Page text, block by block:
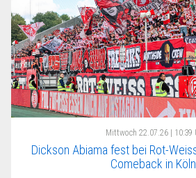
Mittwoch 22.07.26 | 10:39
Dickson Abiama fest bei Rot-
Comeback in